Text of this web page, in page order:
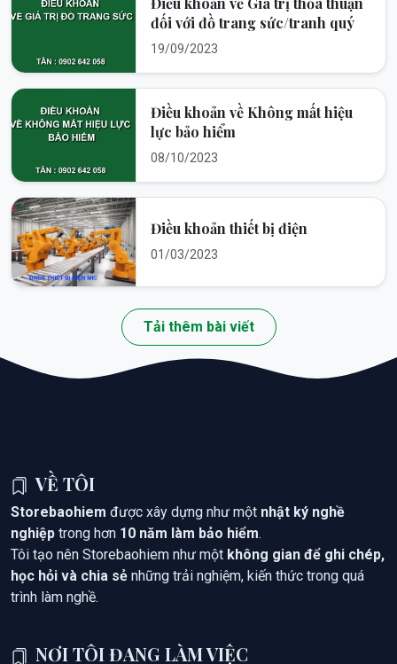
đối với đồ trang sức/tranh quý
19/09/2023
Điều khoản về Không mất hiệu
lực bảo hiểm
08/10/2023
Điều khoản thiết bị điện
01/03/2023
Tải thêm bài viết
VỀ TÔI
Storebaohiem được xây dựng như một nhật ký nghề
nghiệp trong hơn 10 năm làm bảo hiểm.
Tôi tạo nên Storebaohiem như một không gian để ghi chép,
học hỏi và chia sẻ những trải nghiệm, kiến thức trong quá
trình làm nghề.
NƠI TÔI ĐANG LÀM VIỆC